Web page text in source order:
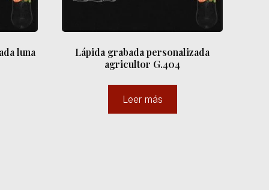
luna
Lápida grabada personalizada
agricultor G.404
Leer más